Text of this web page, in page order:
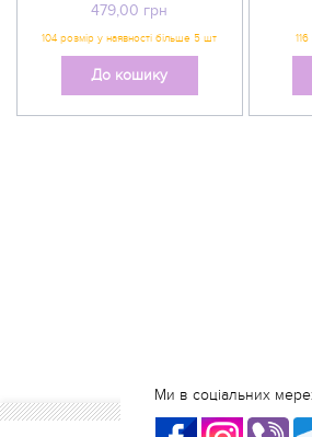
479,00 грн
До кошику
Ми в соціальних